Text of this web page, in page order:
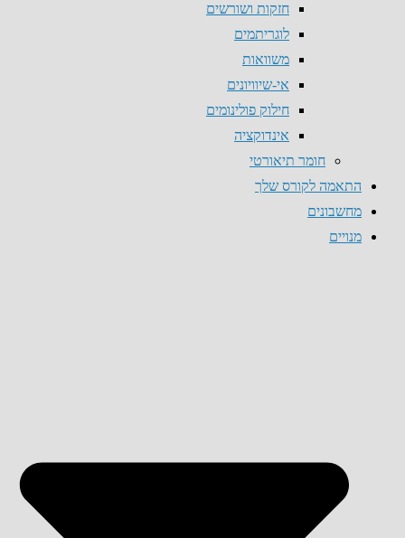
חזקות ושורשים
לוגריתמים
משוואות
אי-שיוויונים
חילוק פולינומים
אינדוקציה
חומר תיאורטי
התאמה לקורס שלך
מחשבונים
מנויים